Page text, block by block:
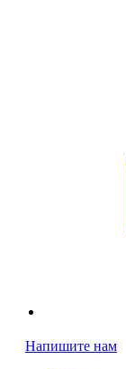
Напишите нам